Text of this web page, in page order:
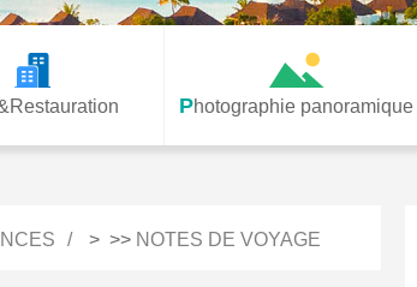
&Restauration Photographie panoramique
> >> NOTES DE VOYAGE